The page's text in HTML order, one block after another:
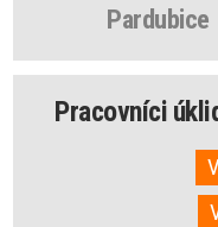
Pardubice
Pracovníci